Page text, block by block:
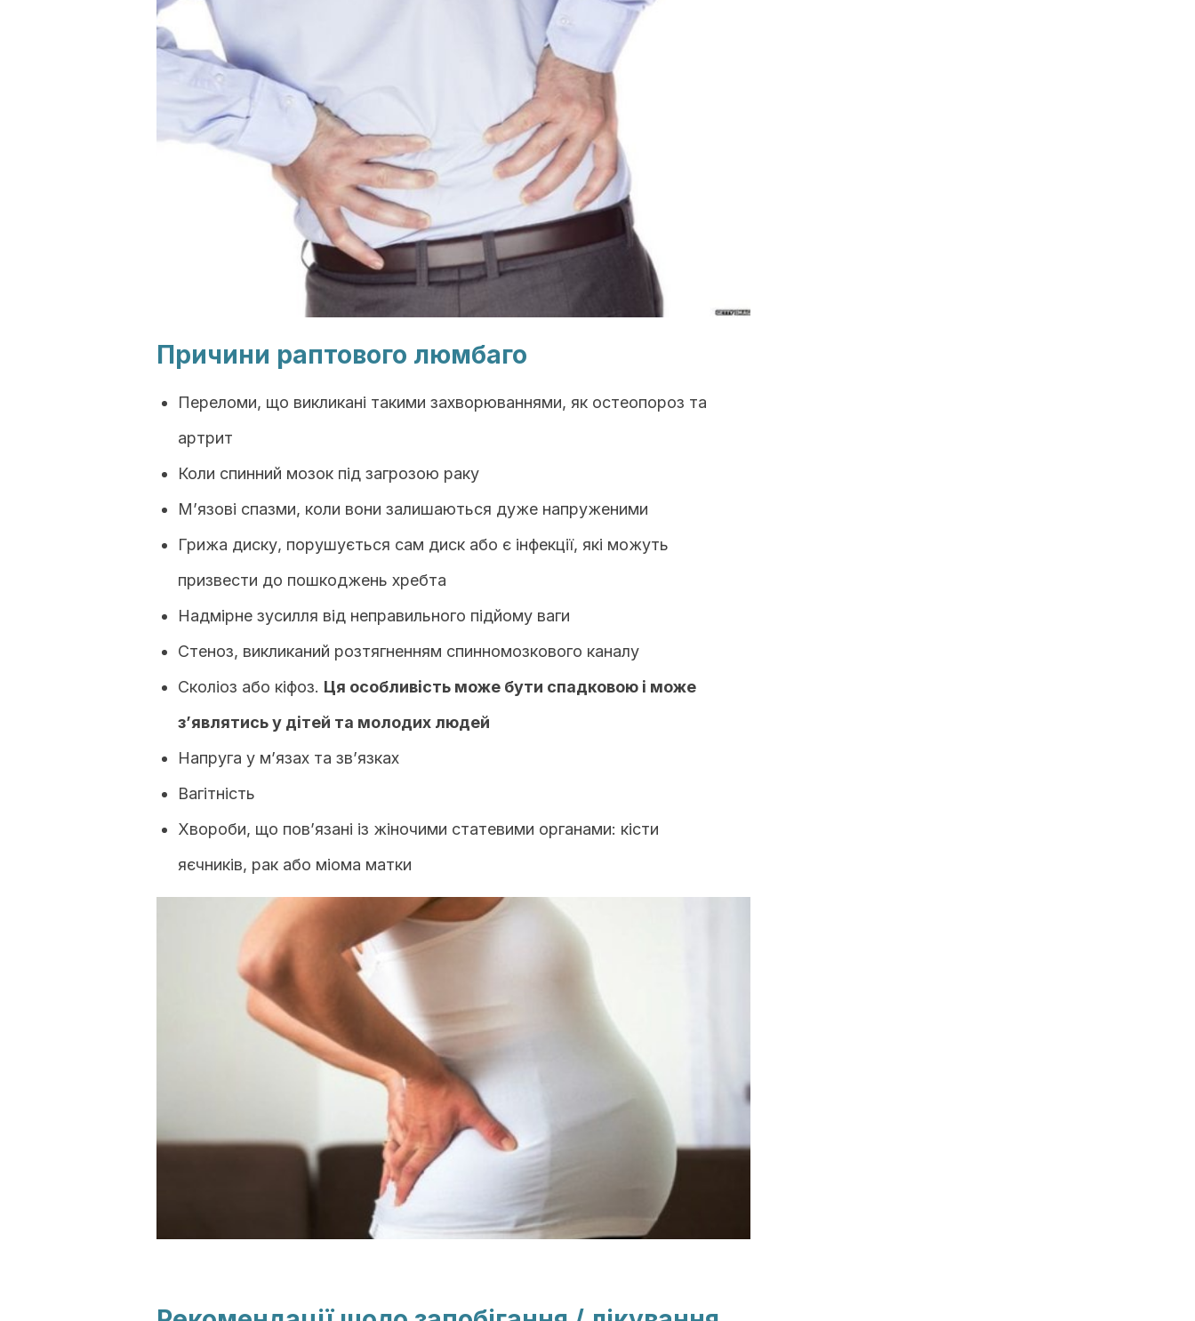
Причини раптового люмбаго
Переломи, що викликані такими захворюваннями, як остеопороз та
артрит
Коли спинний мозок під загрозою раку
М’язові спазми, коли вони залишаються дуже напруженими
Грижа диску, порушується сам диск або є інфекції, які можуть
призвести до пошкоджень хребта
Надмірне зусилля від неправильного підйому ваги
Стеноз, викликаний розтягненням спинномозкового каналу
Сколіоз або кіфоз. Ця особливість може бути спадковою і може
з’являтись у дітей та молодих людей
Напруга у м’язах та зв’язках
Вагітність
Хвороби, що пов’язані із жіночими статевими органами: кісти
яєчників, рак або міома матки